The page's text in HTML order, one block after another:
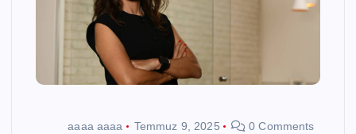
aaaa aaaa Temmuz 9, 2025 0 Comments